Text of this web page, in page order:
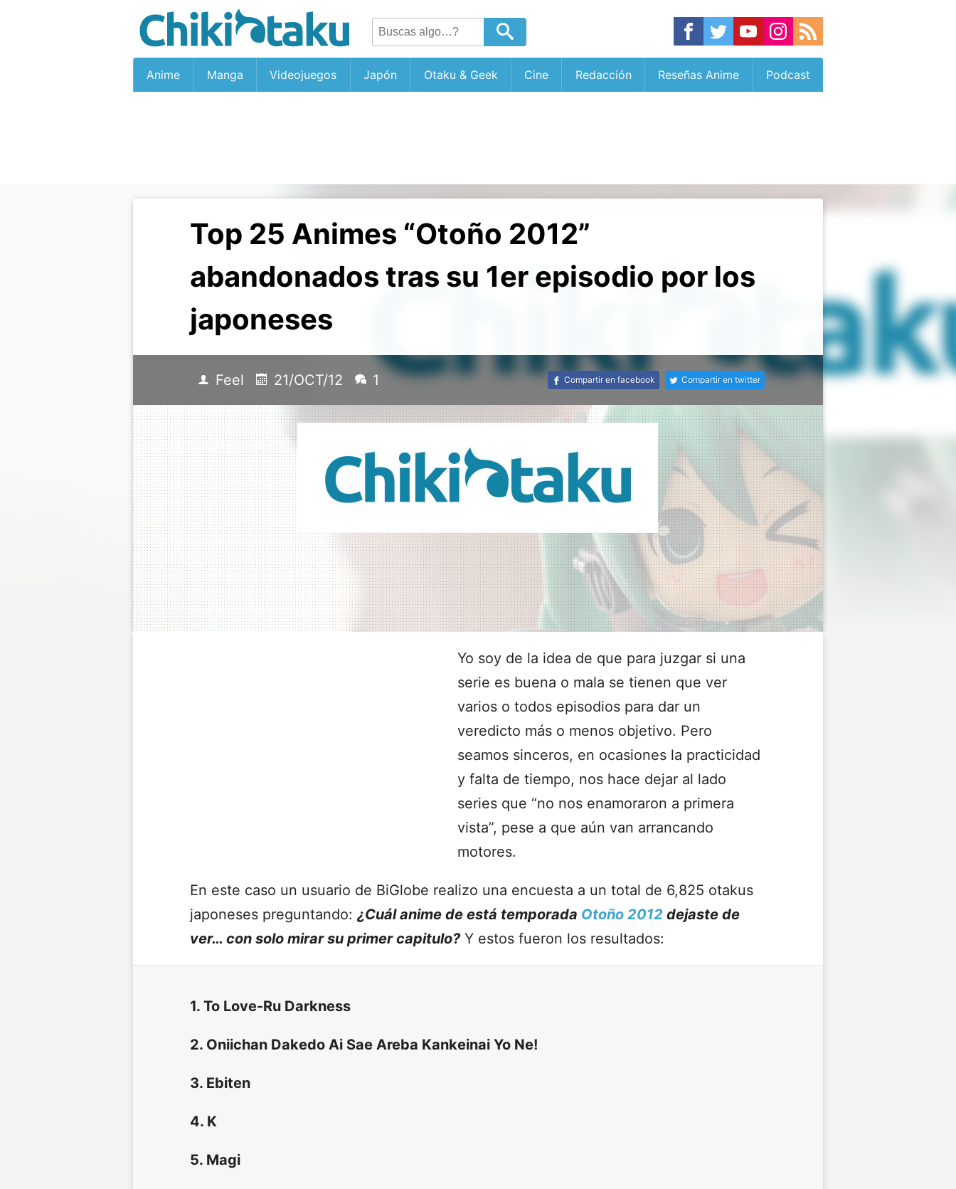
Anime Manga Videojuegos Japón Otaku & Geek Cine Redacción Reseñas Anime Podcast
Top 25 Animes “Otoño 2012”
abandonados tras su 1er episodio por los
japoneses
Feel 21/OCT/12 1 Compartir en facebook Compartir en twitter
Yo soy de la idea de que para juzgar si una
serie es buena o mala se tienen que ver
varios o todos episodios para dar un
veredicto más o menos objetivo. Pero
seamos sinceros, en ocasiones la practicidad
y falta de tiempo, nos hace dejar al lado
series que “no nos enamoraron a primera
vista”, pese a que aún van arrancando
motores.
En este caso un usuario de BiGlobe realizo una encuesta a un total de 6,825 otakus
japoneses preguntando: ¿Cuál anime de está temporada Otoño 2012 dejaste de
ver… con solo mirar su primer capitulo?Y estos fueron los resultados:
1. To Love-Ru Darkness
2. Oniichan Dakedo Ai Sae Areba Kankeinai Yo Ne!
3. Ebiten
4. K
5. Magi